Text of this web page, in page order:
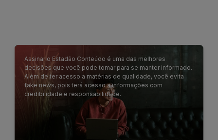
Assinar o Estadão Conteúdo é uma das melhores
decisões que você pode tomar para se manter informado.
Além de ter acesso a matérias de qualidade, você evita
fake news, pois terá acesso a informações com
credibilidade e responsabilidade.